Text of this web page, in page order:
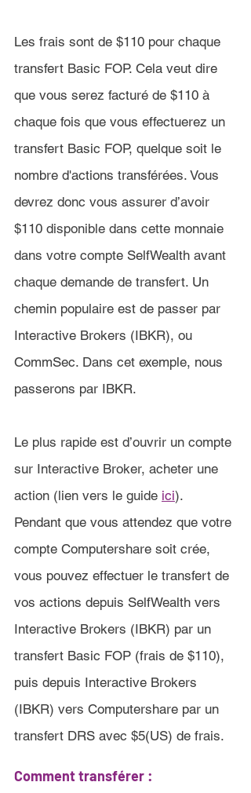
Les frais sont de $110 pour chaque
transfert Basic FOP. Cela veut dire
que vous serez facturé de $110 à
chaque fois que vous effectuerez un
transfert Basic FOP, quelque soit le
nombre d'actions transférées. Vous
devrez donc vous assurer d’avoir
$110 disponible dans cette monnaie
dans votre compte SelfWealth avant
chaque demande de transfert. Un
chemin populaire est de passer par
Interactive Brokers (IBKR), ou
CommSec. Dans cet exemple, nous
passerons par IBKR.
Le plus rapide est d’ouvrir un compte
sur Interactive Broker, acheter une
action (lien vers le guide ici).
Pendant que vous attendez que votre
compte Computershare soit crée,
vous pouvez effectuer le transfert de
vos actions depuis SelfWealth vers
Interactive Brokers (IBKR) par un
transfert Basic FOP (frais de $110),
puis depuis Interactive Brokers
(IBKR) vers Computershare par un
transfert DRS avec $5(US) de frais.
Comment transférer :